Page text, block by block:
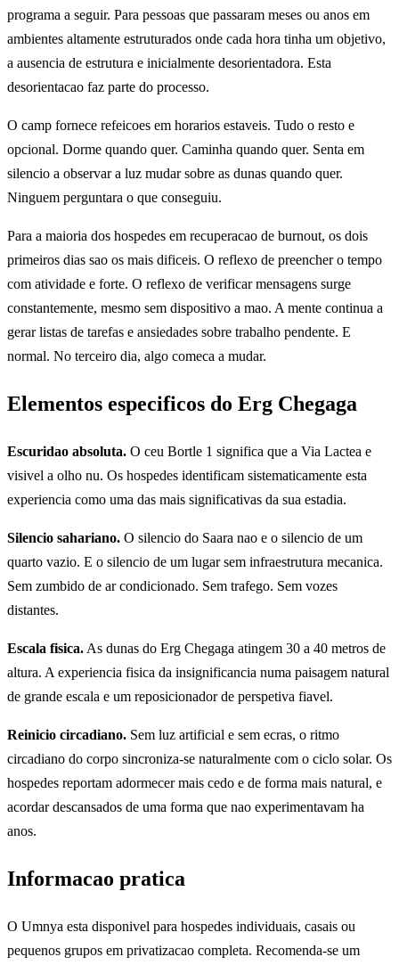
programa a seguir. Para pessoas que passaram meses ou anos em
ambientes altamente estruturados onde cada hora tinha um objetivo,
a ausencia de estrutura e inicialmente desorientadora. Esta
desorientacao faz parte do processo.
O camp fornece refeicoes em horarios estaveis. Tudo o resto e
opcional. Dorme quando quer. Caminha quando quer. Senta em
silencio a observar a luz mudar sobre as dunas quando quer.
Ninguem perguntara o que conseguiu.
Para a maioria dos hospedes em recuperacao de burnout, os dois
primeiros dias sao os mais dificeis. O reflexo de preencher o tempo
com atividade e forte. O reflexo de verificar mensagens surge
constantemente, mesmo sem dispositivo a mao. A mente continua a
gerar listas de tarefas e ansiedades sobre trabalho pendente. E
normal. No terceiro dia, algo comeca a mudar.
Elementos especificos do Erg Chegaga
Escuridao absoluta. O ceu Bortle 1 significa que a Via Lactea e
visivel a olho nu. Os hospedes identificam sistematicamente esta
experiencia como uma das mais significativas da sua estadia.
Silencio sahariano. O silencio do Saara nao e o silencio de um
quarto vazio. E o silencio de um lugar sem infraestrutura mecanica.
Sem zumbido de ar condicionado. Sem trafego. Sem vozes
distantes.
Escala fisica. As dunas do Erg Chegaga atingem 30 a 40 metros de
altura. A experiencia fisica da insignificancia numa paisagem natural
de grande escala e um reposicionador de perspetiva fiavel.
Reinicio circadiano. Sem luz artificial e sem ecras, o ritmo
circadiano do corpo sincroniza-se naturalmente com o ciclo solar. Os
hospedes reportam adormecer mais cedo e de forma mais natural, e
acordar descansados de uma forma que nao experimentavam ha
anos.
Informacao pratica
O Umnya esta disponivel para hospedes individuais, casais ou
pequenos grupos em privatizacao completa. Recomenda-se um